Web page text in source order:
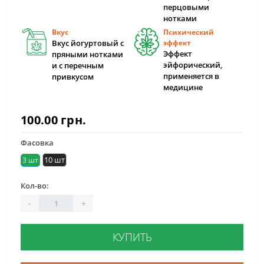
перцовыми
нотками
Вкус
Вкус йогуртовый с
пряными нотками
и с перечным
привкусом
Психический
эффект
Эффект
эйфорический,
применяется в
медицине
100.00 грн.
Фасовка
3 шт 10 шт
Кол-во:
-
+
КУПИТЬ